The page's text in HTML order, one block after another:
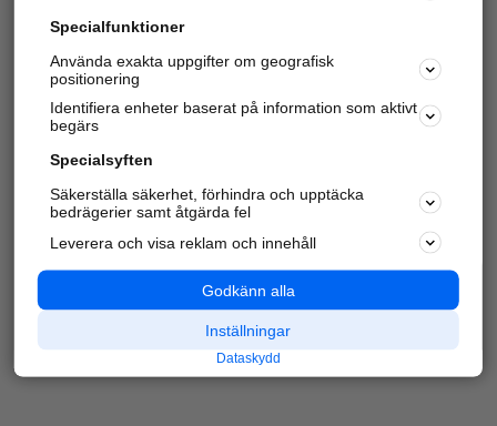
Varje vecka besöker du och4 miljoner
andra
härliga användare oss för att hitta rätt lokal
information om företag, privatpersoner och
platser.
Specialfunktioner
Använda exakta uppgifter om geografisk
positionering
Identifiera enheter baserat på information som aktivt
begärs
Specialsyften
Säkerställa säkerhet, förhindra och upptäcka
bedrägerier samt åtgärda fel
Leverera och visa reklam och innehåll
Godkänn alla
Inställningar
Dataskydd